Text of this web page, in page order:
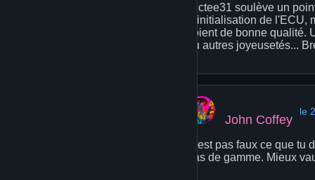
Dictee31 soulève un
réinitialisation de l'ECU,
soient de bonne qualité.
ou autres joyeusetés...
John Coffey
le
C'est pas faux ce que
bas de gamme. Mieux